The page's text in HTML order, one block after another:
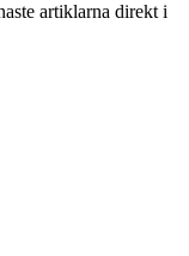
artiklarna direkt i